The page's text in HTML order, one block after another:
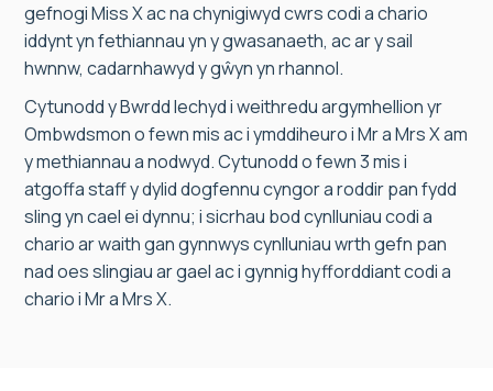
gefnogi Miss X ac na chynigiwyd cwrs codi a chario
iddynt yn fethiannau yn y gwasanaeth, ac ar y sail
hwnnw, cadarnhawyd y gŵyn yn rhannol.
Cytunodd y Bwrdd Iechyd i weithredu argymhellion yr
Ombwdsmon o fewn mis ac i ymddiheuro i Mr a Mrs X am
y methiannau a nodwyd. Cytunodd o fewn 3 mis i
atgoffa staff y dylid dogfennu cyngor a roddir pan fydd
sling yn cael ei dynnu; i sicrhau bod cynlluniau codi a
chario ar waith gan gynnwys cynlluniau wrth gefn pan
nad oes slingiau ar gael ac i gynnig hyfforddiant codi a
chario i Mr a Mrs X.